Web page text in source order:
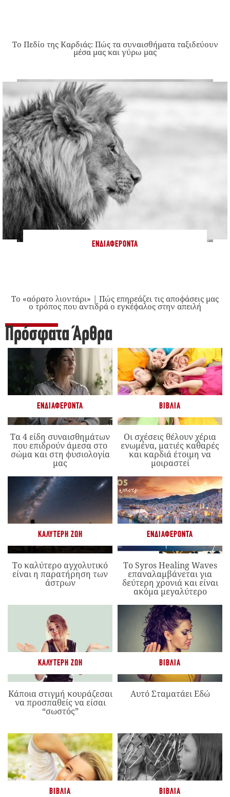
Το Πεδίο της Καρδιάς: Πώς τα συναισθήματα ταξιδεύουν
μέσα μας και γύρω μας
ΕΝΔΙΑΦΈΡΟΝΤΑ
Το «αόρατο λιοντάρι» | Πώς επηρεάζει τις αποφάσεις μας
ο τρόπος που αντιδρά ο εγκέφαλος στην απειλή
Πρόσφατα Άρθρα
ΕΝΔΙΑΦΈΡΟΝΤΑ
Τα 4 είδη συναισθημάτων
που επιδρούν άμεσα στο
σώμα και στη φυσιολογία
μας
ΒΙΒΛΊΑ
Οι σχέσεις θέλουν χέρια
ενωμένα, ματιές καθαρές
και καρδιά έτοιμη να
μοιραστεί
ΚΑΛΎΤΕΡΗ ΖΩΉ
Το καλύτερο αγχολυτικό
είναι η παρατήρηση των
άστρων
ΕΝΔΙΑΦΈΡΟΝΤΑ
Το Syros Healing Waves
επαναλαμβάνεται για
δεύτερη χρονιά και είναι
ακόμα μεγαλύτερο
ΚΑΛΎΤΕΡΗ ΖΩΉ
Κάποια στιγμή κουράζεσαι
να προσπαθείς να είσαι
“σωστός”
ΒΙΒΛΊΑ
Αυτό Σταματάει Εδώ
ΒΙΒΛΊΑ ΒΙΒΛΊΑ